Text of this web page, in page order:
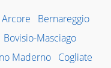
Arcore
Bernareggio
Bovisio-Masciago
Maderno Cogliate